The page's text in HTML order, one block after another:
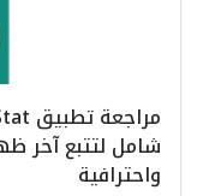
شامل لتتبع آخر
واحترافية